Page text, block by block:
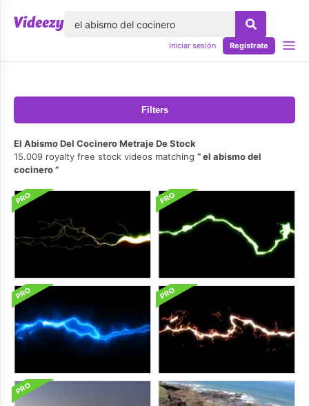
Iniciar sesión Regístrate
Filters
El Abismo Del Cocinero Metraje De Stock
15.009 royalty free stock videos matching
el abismo del
cocinero